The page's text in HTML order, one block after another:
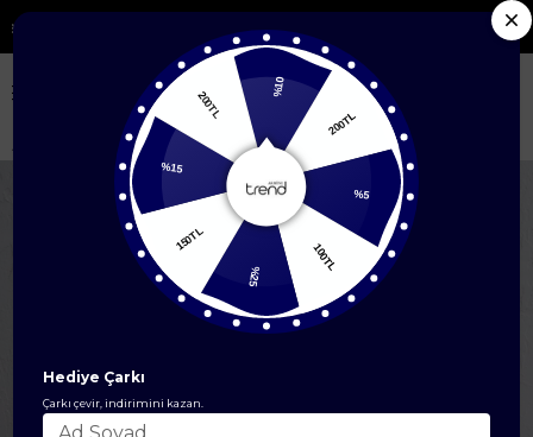
%50'ye Varan İndirim
EŞARP Şal Armine Visse Şal 1 12
200TL
100TL
150TL
200TL
Hediye Çarkı
Çarkı çevir, indirimini kazan.